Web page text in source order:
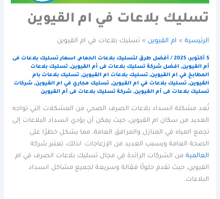
تسليك بلاعات في ام القيوين
الرئيسية ام القيوين تسليك بلاعات في ام القيوين
5 أكتوبر، 2025 / أفضل طرق لتسليك بلاعات الحمام, اسعار تسليك بلاعات فى
أم القيوين, افضل شركة تسليك بلاعات فى أم القيوين,تسليك بلاعات
المطابخ في ام القيوين,تسليك بلاعات ام القيوين,تسليك بلاعات بام
القيوين,تسليك بلاعات في ام القيوين,تسليك مجاري في ام القيوين,شركات
تسليك بلاعات فى أم القيوين,شركة تسليك بلاعات فى أم القيوين
تُعد مشكلة انسداد بلاعات الصرف الصحي من المشكلات التي تواجه
العديد من سكان ام القيوين، حيث يمكن أن يؤدي انسداد البلاعات إلى
تجمع المياه في المنازل والمرافق العامة، مما يشكل خطرًا على
الصحة العامة ويسبب العديد من الإزعاجات. لذلك، تعتبر شركة
العالمية من الشركات الرائدة في مجال تسليك بلاعات الصرف في ام
القيوين، حيث تقدم حلولًا فعّالة وسريعة لجميع مشاكل انسداد
البلاعات.